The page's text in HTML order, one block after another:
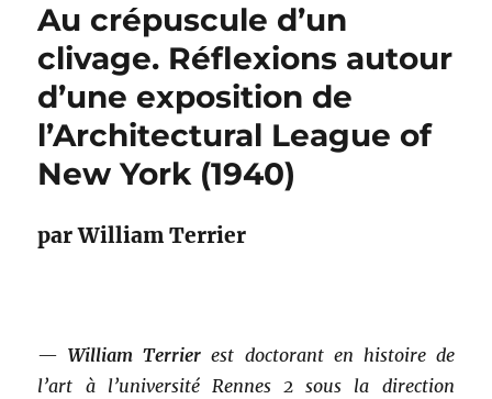
Au crépuscule d’un
clivage. Réflexions autour
d’une exposition de
l’Architectural League of
New York (1940)
par William Terrier
— William Terrier est doctorant en histoire de
l’art à l’université Rennes 2 sous la direction